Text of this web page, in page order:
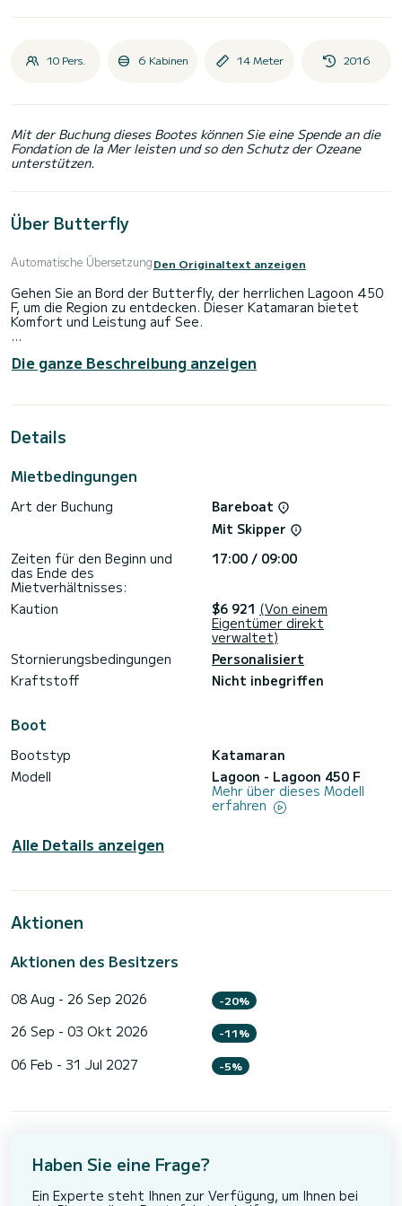
10 Pers. 6 Kabinen 14 Meter 2016
Mit der Buchung dieses Bootes können Sie eine Spende an die
Fondation de la Mer leisten und so den Schutz der Ozeane
unterstützen.
Über Butterfly
Automatische ÜbersetzungDen Originaltext anzeigen
Gehen Sie an Bord der Butterfly, der herrlichen Lagoon 450
F, um die Region zu entdecken. Dieser Katamaran bietet
Komfort und Leistung auf See.
Bootskapazität von 10 Personen. Mit einer Gesamtlänge von
14 Metern ist es Ihr bester Verbündeter für einen
von
Für Ihren Komfort verfügt Butterfly über 4 Toiletten mit
Anschluss, Wassermacher, Plancha, Klimaanlage.
Wir laden Sie ein, direkt über die Plattform ein Angebot
anzufordern. Wir werden uns dann mit unseren besten
Die ganze Beschreibung anzeigen
Details
Mietbedingungen
Art der Buchung
Bareboat
Mit Skipper
Zeiten für den Beginn und
das Ende des
Mietverhältnisses:
17:00 / 09:00
Kaution $6 921 (Von einem
Eigentümer direkt
verwaltet)
Stornierungsbedingungen
Personalisiert
Kraftstoff
Nicht inbegriffen
Boot
Bootstyp
Katamaran
Modell
Lagoon - Lagoon 450 F
Mehr über dieses Modell
erfahren
Alle Details anzeigen
Aktionen
Aktionen des Besitzers
08 Aug - 26 Sep 2026 -20%
26 Sep - 03 Okt 2026 -11%
06 Feb - 31 Jul 2027 -5%
Haben Sie eine Frage?
Ein Experte steht Ihnen zur Verfügung, um Ihnen bei